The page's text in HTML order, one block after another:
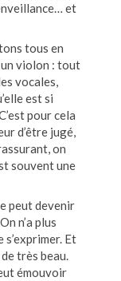
et
tous en
un violon : tout
vocales,
est si
pour cela
d’être jugé,
on
souvent une
peut devenir
n’a plus
Et
très beau.
émouvoir